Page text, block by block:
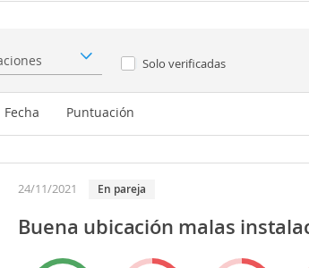
Solo verificadas
Fecha Puntuación
24/11/2021 en pareja
Buena ubicación malas